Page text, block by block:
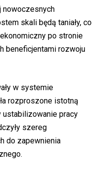
nowoczesnych
skali będą taniały, co
po stronie
beneficjentami rozwoju
w systemie
rozproszone istotną
ustabilizowanie pracy
szereg
do zapewnienia